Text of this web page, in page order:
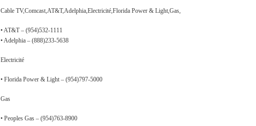
Cable TV,Comcast,AT&T,Adelphia,Electricité,Florida Power & Light,Gas,
• AT&T – (954)532-1111
• Adelphia – (888)233-5638
Electricité
• Florida Power & Light – (954)797-5000
Gas
• Peoples Gas – (954)763-8900